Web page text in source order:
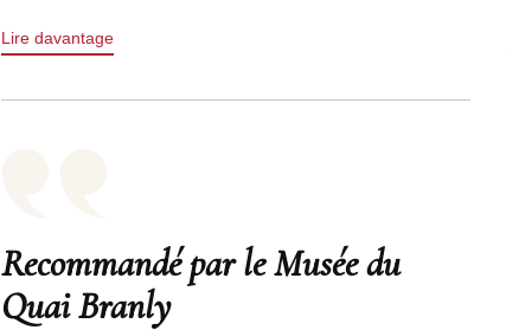
Lire davantage
Recommandé par le Musée du
Quai Branly